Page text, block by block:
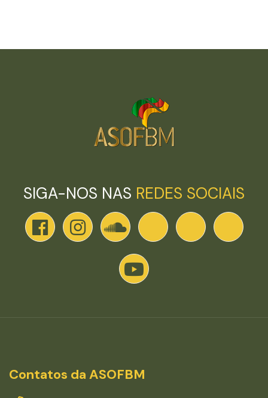
SIGA-NOS NAS REDES SOCIAIS
Contatos da ASOFBM